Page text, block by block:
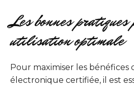
Les bonnes pratiques
utilisation optimale
Pour maximiser les bénéfices
électronique certifiée, il est